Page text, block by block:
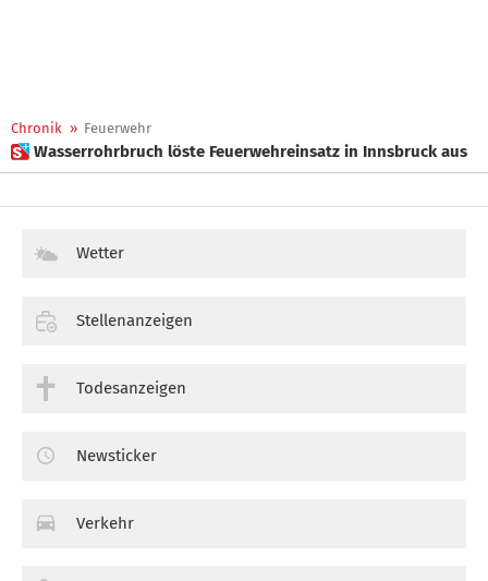
Chronik » Feuerwehr
 Wasserrohrbruch löste Feuerwehreinsatz in Innsbruck aus
Wetter
Stellenanzeigen
Todesanzeigen
Newsticker
Verkehr